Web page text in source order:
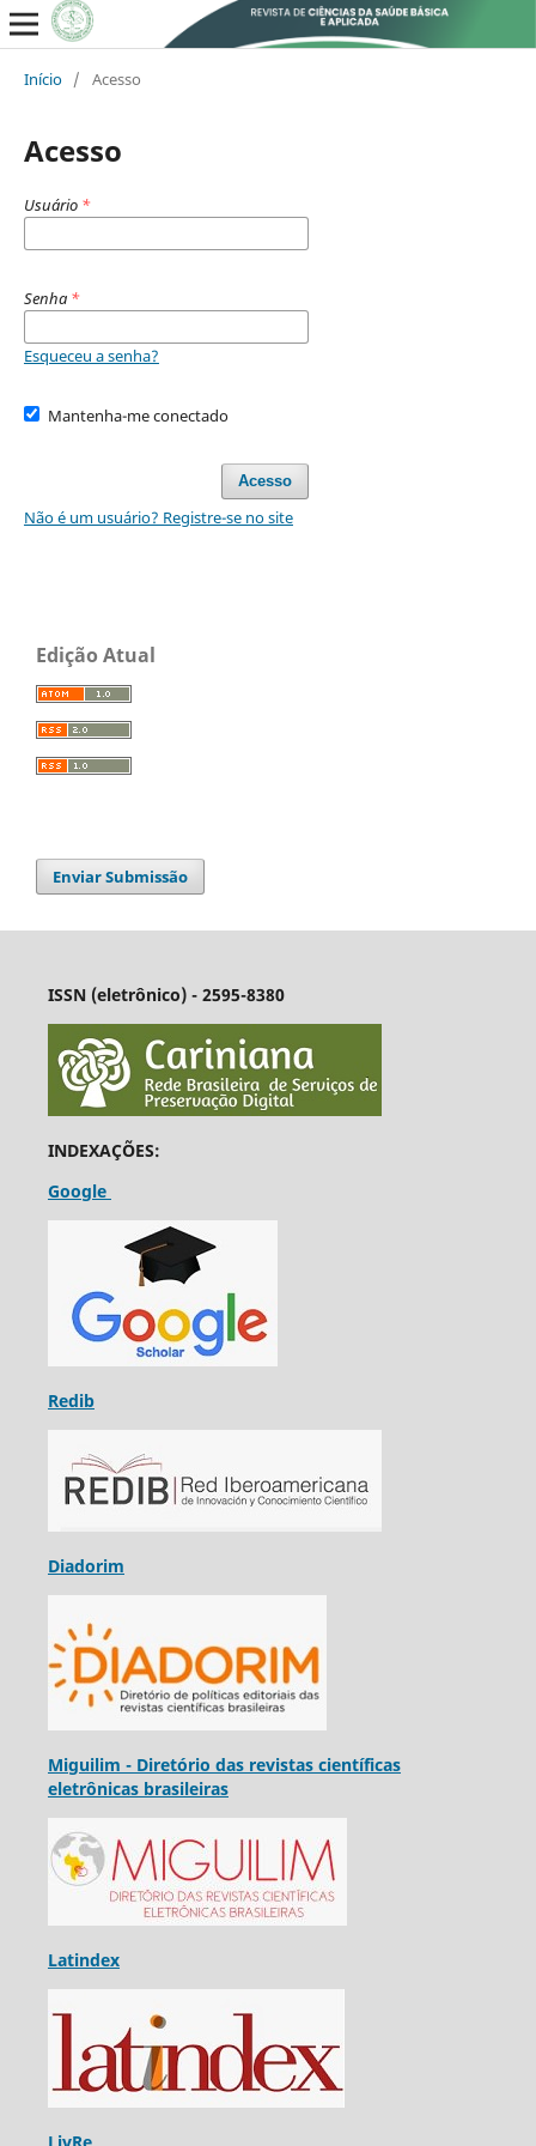
Início / Acesso
Acesso
Usuário *
Senha *
Esqueceu a senha?
Mantenha-me conectado
Acesso
Não é um usuário? Registre-se no site
Edição Atual
Enviar Submissão
ISSN (eletrônico) - 2595-8380
INDEXAÇÕES:
Google
Redib
Diadorim
Miguilim - Diretório das revistas científicas
eletrônicas brasileiras
Latindex